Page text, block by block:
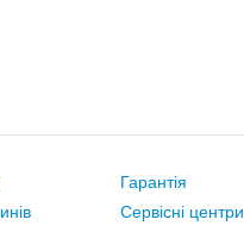
Гарантія
Сервісні центри